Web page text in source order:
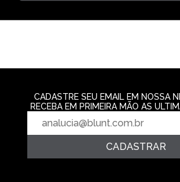
CADASTRE SEU EMAIL EM NOSSA
RECEBA EM PRIMEIRA MÃO AS
CADASTRAR